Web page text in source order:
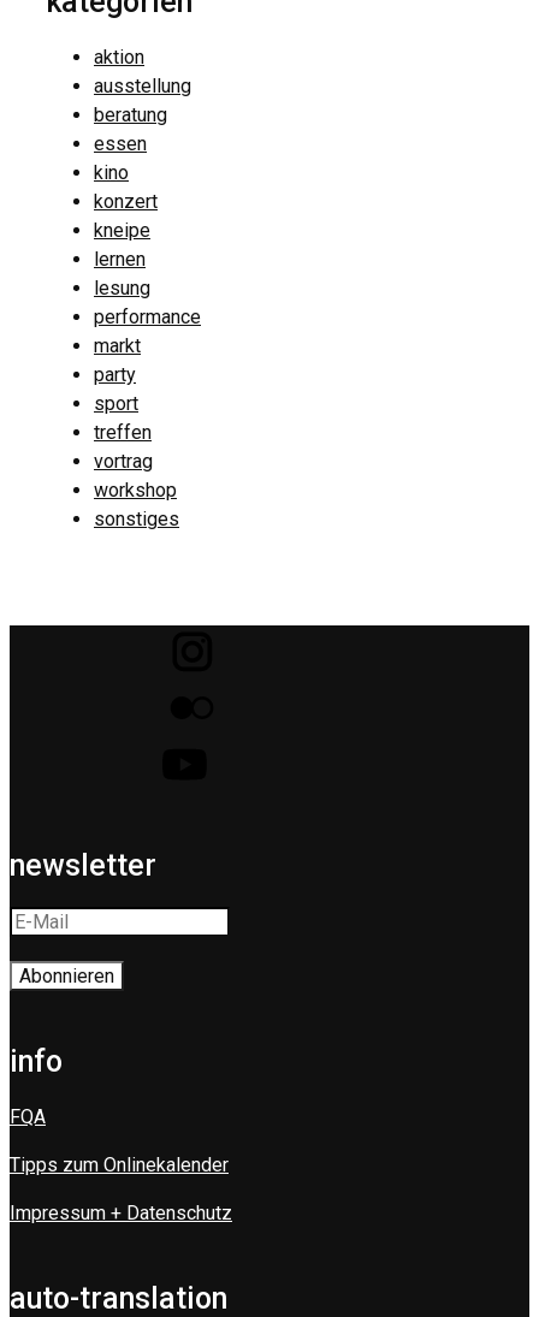
aktion
ausstellung
beratung
essen
kino
konzert
kneipe
lernen
lesung
performance
markt
party
sport
treffen
vortrag
workshop
sonstiges
newsletter
info
FQA
Tipps zum Onlinekalender
Impressum + Datenschutz
auto-translation